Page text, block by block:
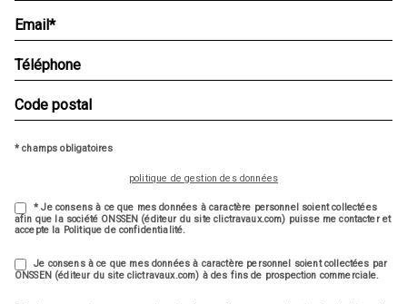
* champs obligatoires
politique de gestion des données
* Je consens à ce que mes données à caractère personnel soient collectées
afin que la société ONSSEN (éditeur du site clictravaux.com) puisse me contacter et
accepte la Politique de confidentialité.
Je consens à ce que mes données à caractère personnel soient collectées par
ONSSEN (éditeur du site clictravaux.com) à des fins de prospection commerciale.